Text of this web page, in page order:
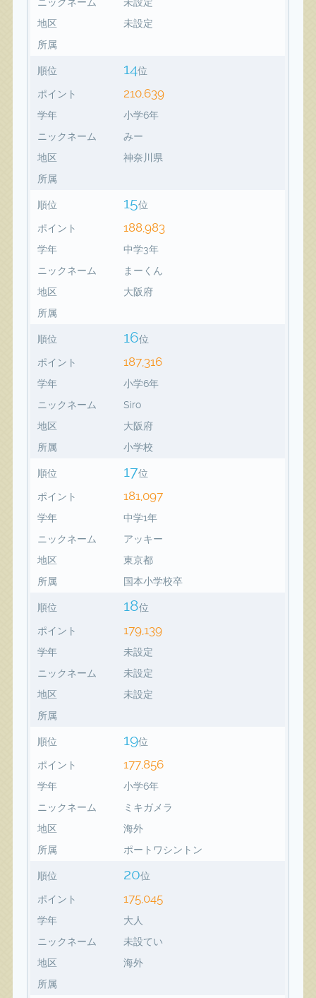
地区
未設定
所属
順位 14位
ポイント 210,639
学年
小学6年
ニックネーム
みー
地区
神奈川県
所属
順位 15位
ポイント 188,983
学年
中学3年
ニックネーム
まーくん
地区
大阪府
所属
順位 16位
ポイント 187,316
学年
小学6年
ニックネーム
Siro
地区
大阪府
所属
小学校
順位 17位
ポイント 181,097
学年
中学1年
ニックネーム
アッキー
地区
東京都
所属
国本小学校卒
順位 18位
ポイント 179,139
学年
未設定
ニックネーム
未設定
地区
未設定
所属
順位 19位
ポイント 177,856
学年
小学6年
ニックネーム
ミキガメラ
地区
海外
所属
ポートワシントン
順位 20位
ポイント 175,045
学年
大人
ニックネーム
未設てい
地区
海外
所属